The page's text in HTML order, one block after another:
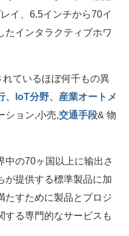
イ、6.5インチから70イ
たインタラクティブホワ
ているほぼ何千もの異
、IoT分野、産業オートメ
ション,小売,交通手段& 物
中の70ヶ国以上に输出さ
が提供する標準製品に加
たすために製品とプロジ
する専門的なサービスも